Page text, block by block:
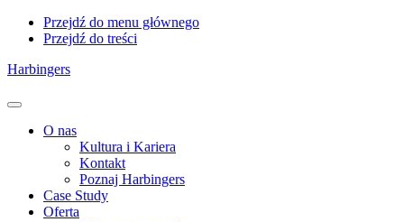
Przejdź do menu głównego
Przejdź do treści
Harbingers
Menu
O nas
Kultura i Kariera
Kontakt
Poznaj Harbingers
Case Study
Oferta